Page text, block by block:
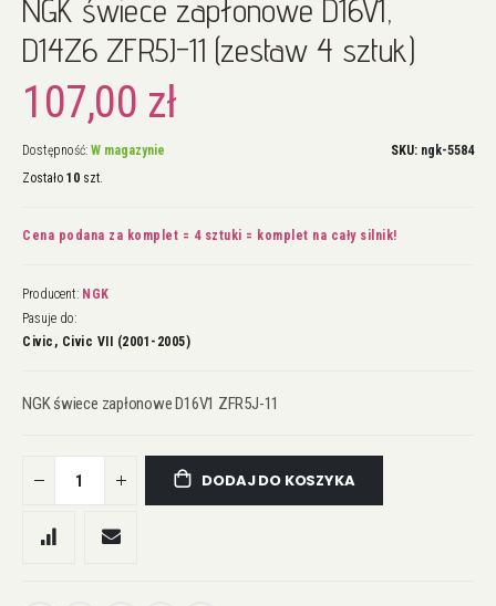
początek
galerii
NGK świece zapłonowe D16V1,
D14Z6 ZFR5J-11 (zestaw 4 sztuk)
107,00 zł
Dostępność: W magazynie
Zostało 10 szt.
SKU ngk-5584
Cena podana za komplet = 4 sztuki = komplet na cały silnik!
Producent: NGK
Pasuje do:
Civic, Civic VII (2001-2005)
NGK świece zapłonowe D16V1 ZFR5J-11
DODAJ DO KOSZYKA